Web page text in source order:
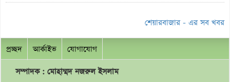
সাপ্তাহিক লুজারের শীর্ষে এস আলম কোল্ড রোল্ড স্টিল
সাপ্তাহিক গেইনারের শীর্ষে ফারইস্ট ফাইন্যান্স
শেয়ারবাজার - এর সব খবর
প্রচ্ছদ আর্কাইভ যোগাযোগ
সম্পাদক : মোহাম্মদনজরুলইসলাম